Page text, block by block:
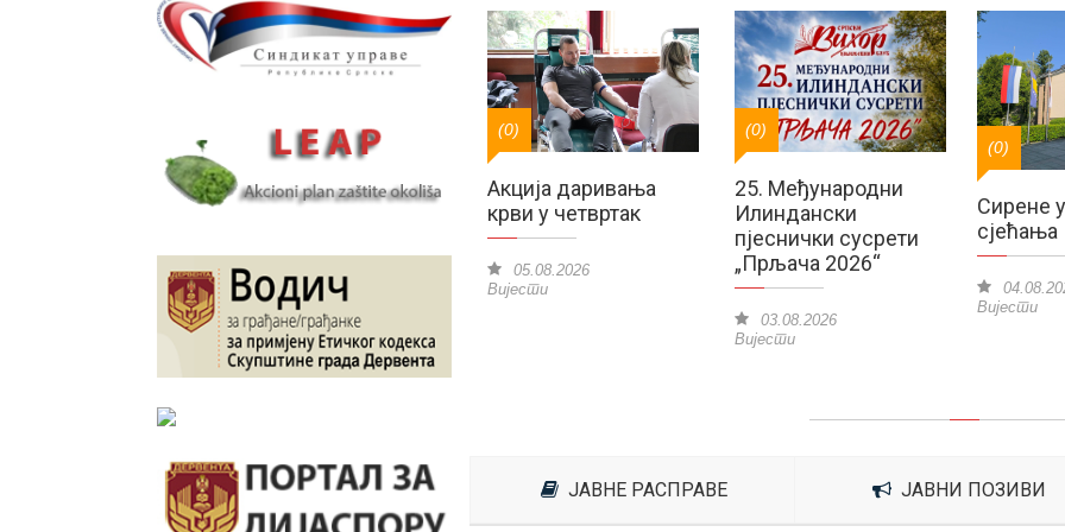
(0)
Акција даривања
крви у четвртак
05.08.2026
Вијести
(0)
25. Међународни
Илиндански
пјеснички сусрети
„Прљача 2026“
03.08.2026
Вијести
(0)
Сирене
сјећања
Вијести
ЈАВНЕ РАСПРАВЕ ЈАВНИ ПОЗИВИ